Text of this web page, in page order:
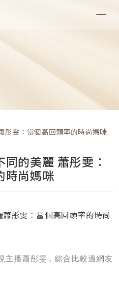
彤雯：當個高回頭率的時尚媽咪
的美麗 蕭彤雯：
時尚媽咪
主播蕭彤雯 , 綜合比較過網友